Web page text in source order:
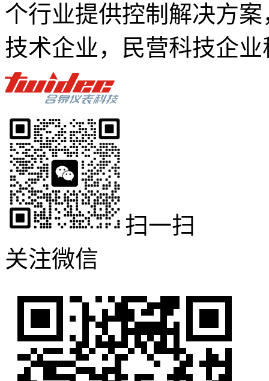
个行业提供控制解决方
技术企业，民营科技企业
扫一扫
关注微信